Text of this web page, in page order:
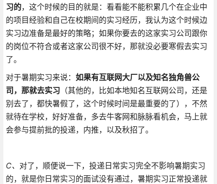
习的，这个时候的目的就是：看看能不能积累几个在企业中
的项目经验和自己在校期间的实习经历，我认为这个时候边
实习边准备是最好的策略；如果你要去的这家实习公司跟你
的岗位不符合或者这家公司很不好，那就没必要寒假去实习
了。
对于暑期实习来说： 如果有互联网大厂以及知名独角兽公
司，那就去实习 （其他的，比如本地知名互联网公司，还是
别去了，都快暑假了，这个时候时间是最重要的了），不然
就待在学校，好好准备，多去牛客网和脉脉看机会，马上就
会参与提前批的投递，内推，以及秋招了。
C、 对了，顺便说一下，投递日常实习完全不影响暑期实习
的，就是你日常实习的面试没有通过，暑期实习正常投递就